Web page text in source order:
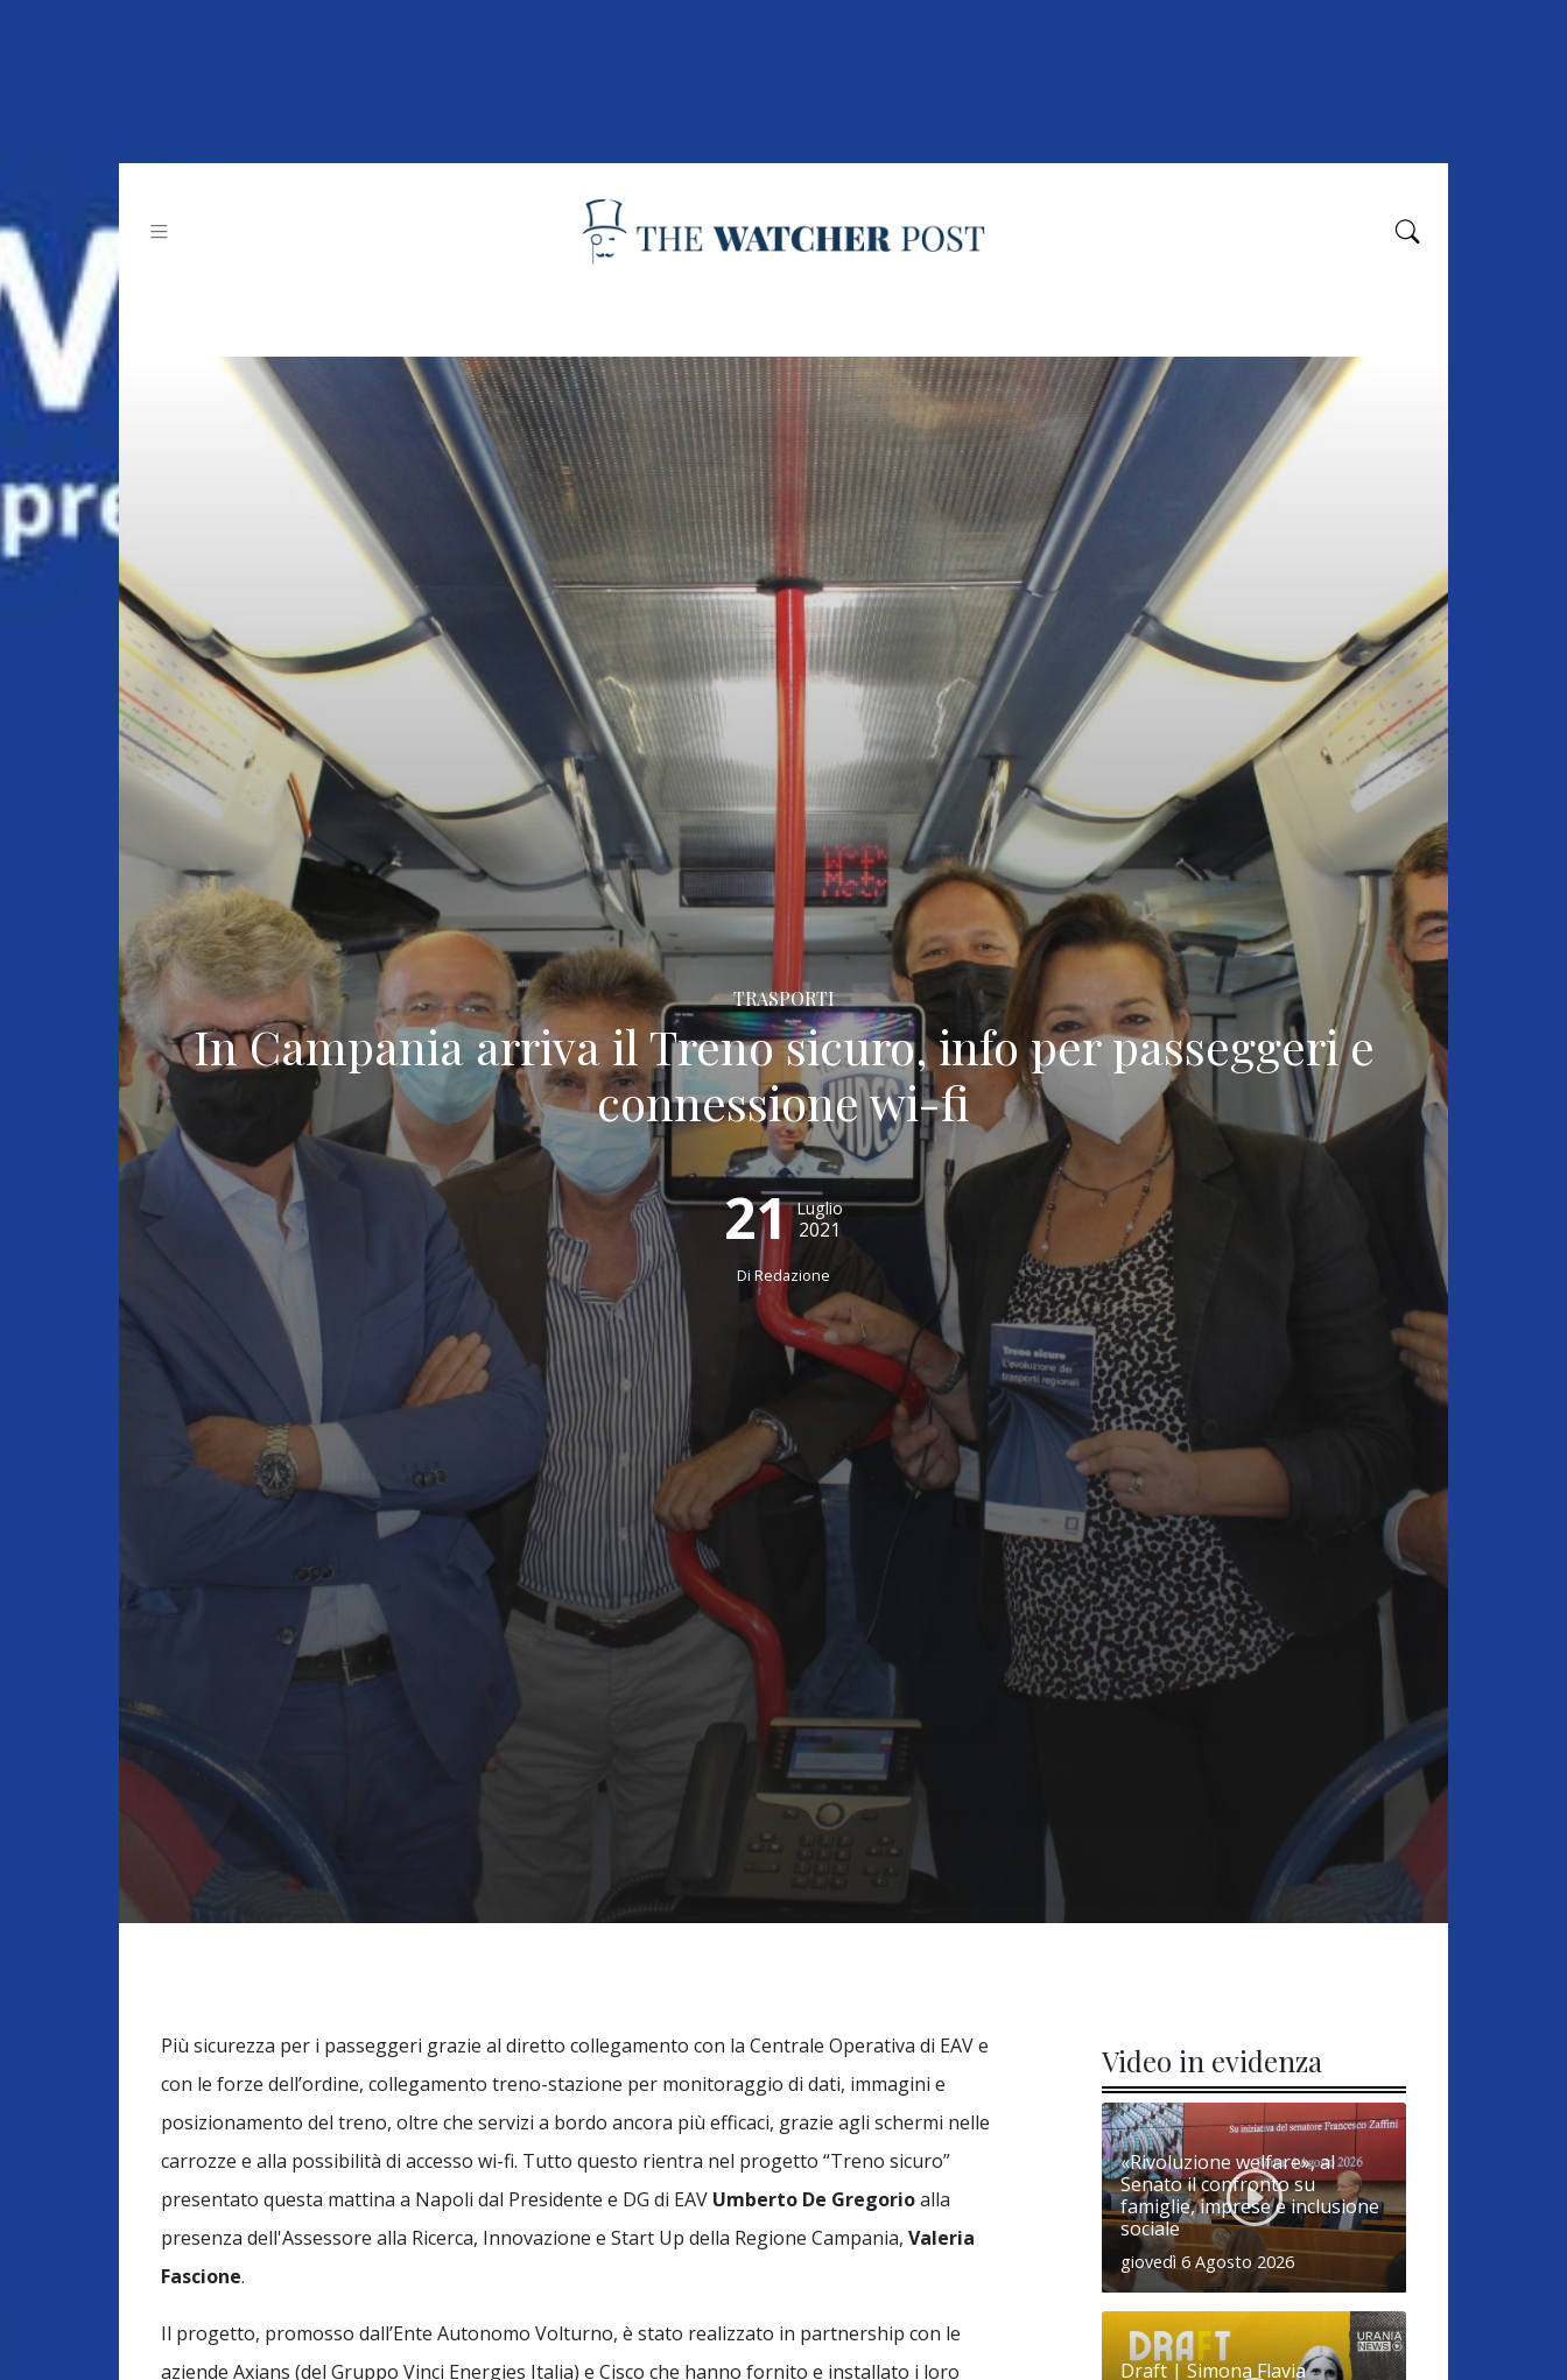
TRASPORTI
In Campania arriva il Treno sicuro, info per passeggeri e
connessione wi-fi
21 Luglio
2021
Di Redazione
Più sicurezza per i passeggeri grazie al diretto collegamento con la Centrale Operativa di EAV e
con le forze dell’ordine, collegamento treno-stazione per monitoraggio di dati, immagini e
posizionamento del treno, oltre che servizi a bordo ancora più efficaci, grazie agli schermi nelle
carrozze e alla possibilità di accesso wi-fi. Tutto questo rientra nel progetto “Treno sicuro”
presentato questa mattina a Napoli dal Presidente e DG di EAV Umberto De Gregorioalla
presenza dell'Assessore alla Ricerca, Innovazione e Start Up della Regione Campania, Valeria
Fascione.
Il progetto, promosso dall’Ente Autonomo Volturno, è stato realizzato in partnership con le
aziende Axians (del Gruppo Vinci Energies Italia) e Cisco che hanno fornito e installato i loro
Video in evidenza
«Rivoluzione welfare», al
Senato il confronto su
famiglie, imprese e inclusione
sociale
giovedì 6 Agosto 2026
Draft | Simona Flavia